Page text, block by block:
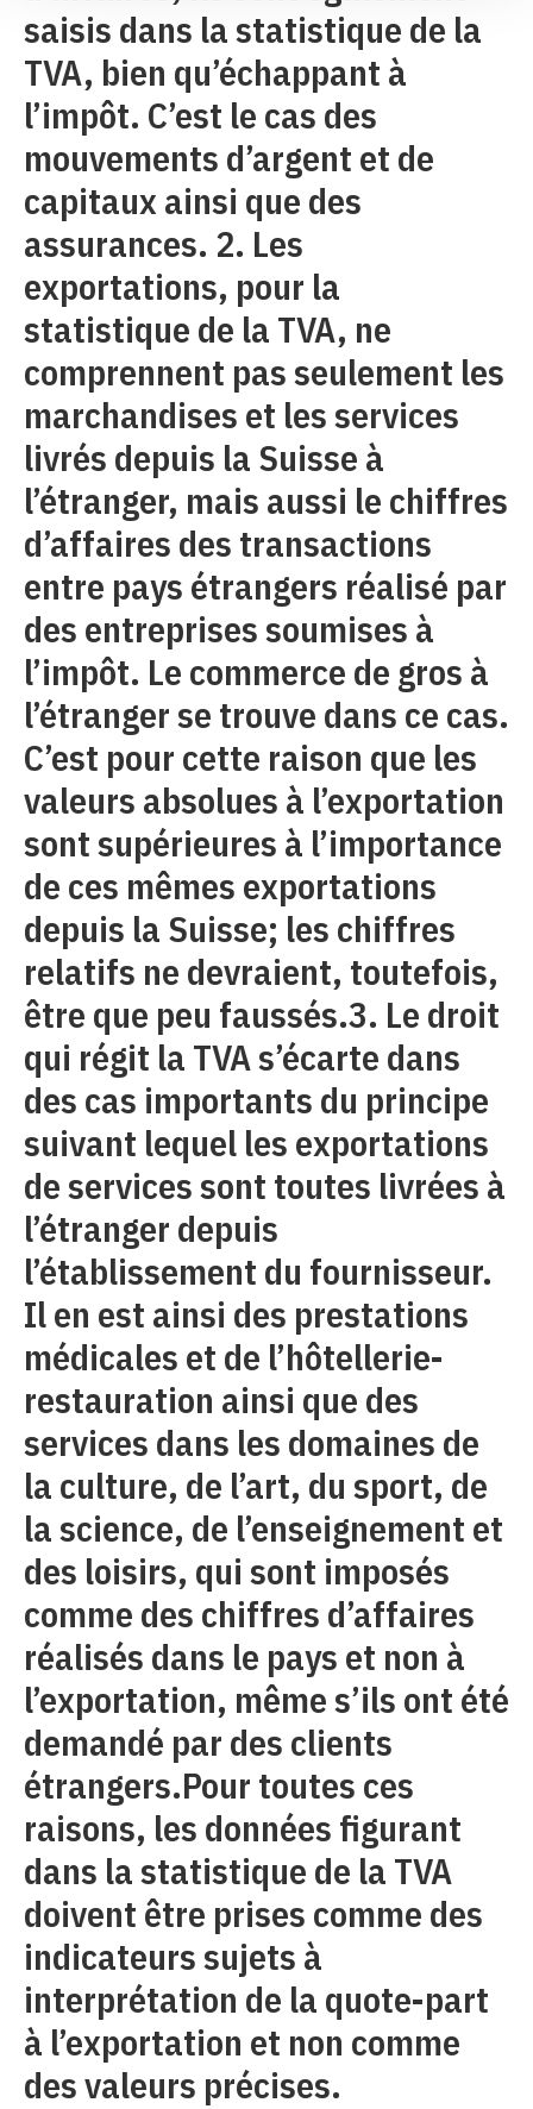
saisis dans la statistique de la
TVA, bien qu’échappant à
l’impôt. C’est le cas des
mouvements d’argent et de
capitaux ainsi que des
assurances. 2. Les
exportations, pour la
statistique de la TVA, ne
comprennent pas seulement les
marchandises et les services
livrés depuis la Suisse à
l’étranger, mais aussi le chiffres
d’affaires des transactions
entre pays étrangers réalisé par
des entreprises soumises à
l’impôt. Le commerce de gros à
l’étranger se trouve dans ce cas.
C’est pour cette raison que les
valeurs absolues à l’exportation
sont supérieures à l’importance
de ces mêmes exportations
depuis la Suisse; les chiffres
relatifs ne devraient, toutefois,
être que peu faussés.3. Le droit
qui régit la TVA s’écarte dans
des cas importants du principe
suivant lequel les exportations
de services sont toutes livrées à
l’étranger depuis
l’établissement du fournisseur.
Il en est ainsi des prestations
médicales et de l’hôtellerie-
restauration ainsi que des
services dans les domaines de
la culture, de l’art, du sport, de
la science, de l’enseignement et
des loisirs, qui sont imposés
comme des chiffres d’affaires
réalisés dans le pays et non à
l’exportation, même s’ils ont été
demandé par des clients
étrangers.Pour toutes ces
raisons, les données figurant
dans la statistique de la TVA
doivent être prises comme des
indicateurs sujets à
interprétation de la quote-part
à l’exportation et non comme
des valeurs précises.